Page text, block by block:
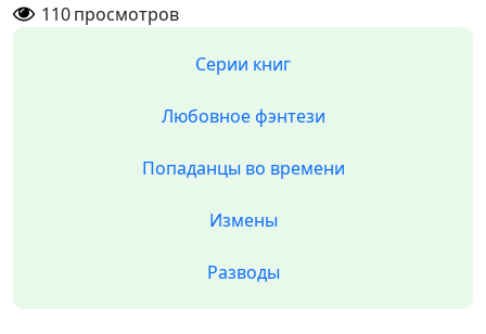
110просмотров
Серии книг
Любовное фэнтези
Попаданцы во времени
Измены
Разводы